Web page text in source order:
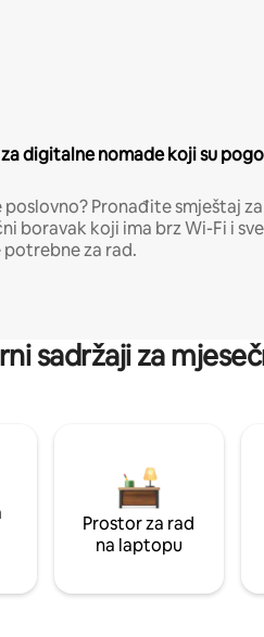
digitalne nomade koji su
Pronađite smještaj za
boravak koji ima brz Wi-Fi i sve
potrebne za rad.
sadržaji za
Prostor za rad
na laptopu